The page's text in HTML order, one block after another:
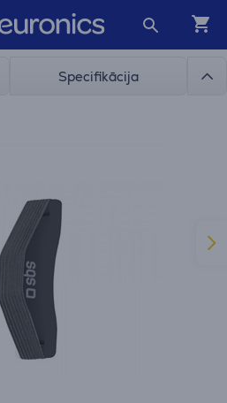
Specifikācija